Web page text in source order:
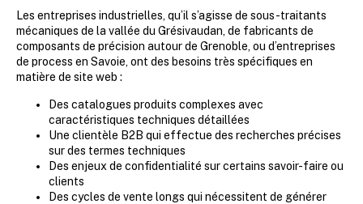
Les entreprises industrielles, qu’il s’agisse de sous-traitants
mécaniques de la vallée du Grésivaudan, de fabricants de
composants de précision autour de Grenoble, ou d’entreprises
de process en Savoie, ont des besoins très spécifiques en
matière de site web :
Des catalogues produits complexes avec
caractéristiques techniques détaillées
Une clientèle B2B qui effectue des recherches précises
sur des termes techniques
Des enjeux de confidentialité sur certains savoir-faire ou
clients
Des cycles de vente longs qui nécessitent de générer